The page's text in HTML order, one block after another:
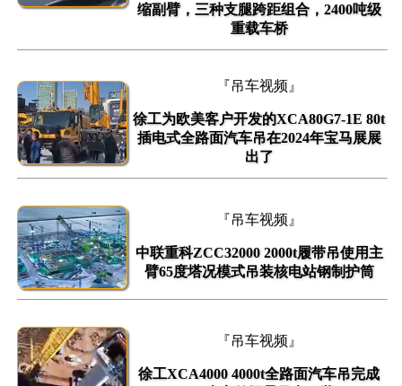
缩副臂，三种支腿跨距组合，2400吨级
重载车桥
『吊车视频』
徐工为欧美客户开发的XCA80G7-1E 80t
插电式全路面汽车吊在2024年宝马展展
出了
『吊车视频』
中联重科ZCC32000 2000t履带吊使用主
臂65度塔况模式吊装核电站钢制护筒
『吊车视频』
徐工XCA4000 4000t全路面汽车吊完成